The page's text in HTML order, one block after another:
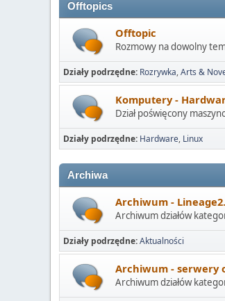
Offtopics
Offtopic
Rozmowy na dowolny
Działy podrzędne Rozrywka Arts &
Komputery -
Dział poświęcony
Działy podrzędne Hardware Linux
Archiwa
Archiwum -
Archiwum działów
Działy podrzędne Aktualności
Archiwum - serwery
Archiwum działów